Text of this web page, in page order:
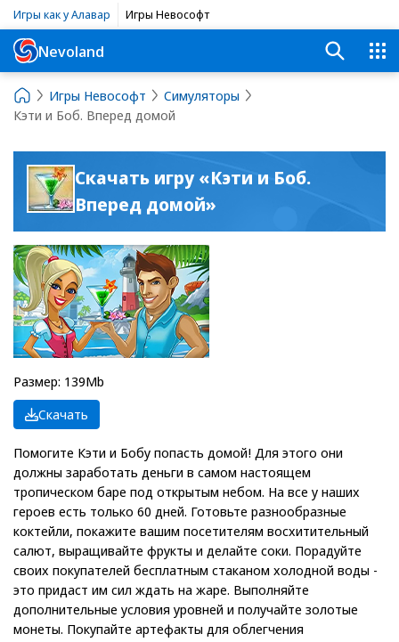
Игры как у Алавар Игры Невософт
Nevoland
Игры Невософт
Симуляторы
Кэти и Боб. Вперед домой
Скачать игру «Кэти и Боб.
Вперед домой»
Размер: 139Mb
Скачать
Помогите Кэти и Бобу попасть домой! Для этого они
должны заработать деньги в самом настоящем
тропическом баре под открытым небом. На все у наших
героев есть только 60 дней. Готовьте разнообразные
коктейли, покажите вашим посетителям восхитительный
салют, выращивайте фрукты и делайте соки. Порадуйте
своих покупателей бесплатным стаканом холодной воды -
это придаст им сил ждать на жаре. Выполняйте
дополнительные условия уровней и получайте золотые
монеты. Покупайте артефакты для облегчения